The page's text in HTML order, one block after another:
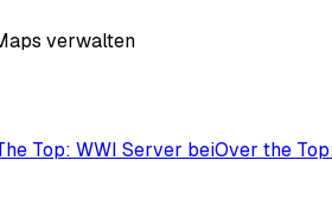
verwalten
Top: WWI Server beiOver the